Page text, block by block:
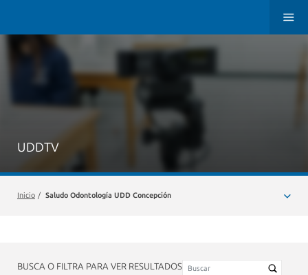
UDDTV
Inicio / Saludo Odontología UDD Concepción
BUSCA O FILTRA PARA VER RESULTADOS